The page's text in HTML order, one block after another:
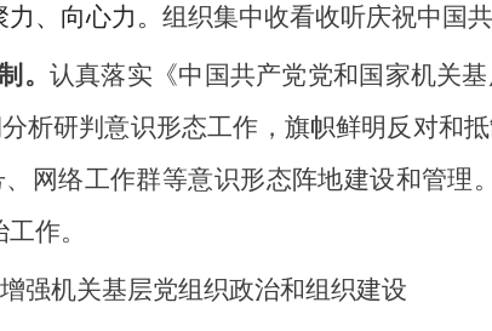
、向心力。 组织集中收看收听庆祝中国
。 认真落实《中国共产党党和国家机关
析研判意识形态工作，旗帜鲜明反对和
网络工作群等意识形态阵地建设和管理。
作。
强机关基层党组织政治和组织建设